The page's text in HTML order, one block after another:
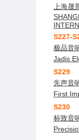
上海晟
S227-
极品音
Jadis
S229
先声音
First
S230
标致音